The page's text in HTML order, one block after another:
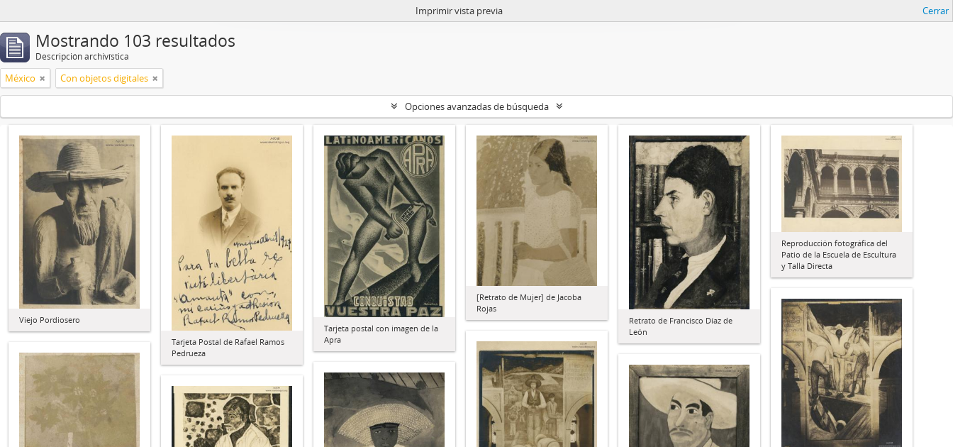
Imprimir vista previa Cerrar
Mostrando 103 resultados
Descripción archivística
México Con objetos digitales
Opciones avanzadas de búsqueda
Viejo Pordiosero
Tarjeta Postal de Rafael Ramos
Pedrueza
Tarjeta postal con imagen de la
Apra
[Retrato de Mujer] de Jacoba
Rojas
Retrato de Francisco Díaz de
León
Reproducción fotográfica del
Patio de la Escuela de Escultura
y Talla Directa